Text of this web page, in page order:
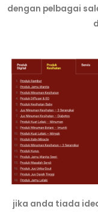
dengan pelbagai
jika anda tiada